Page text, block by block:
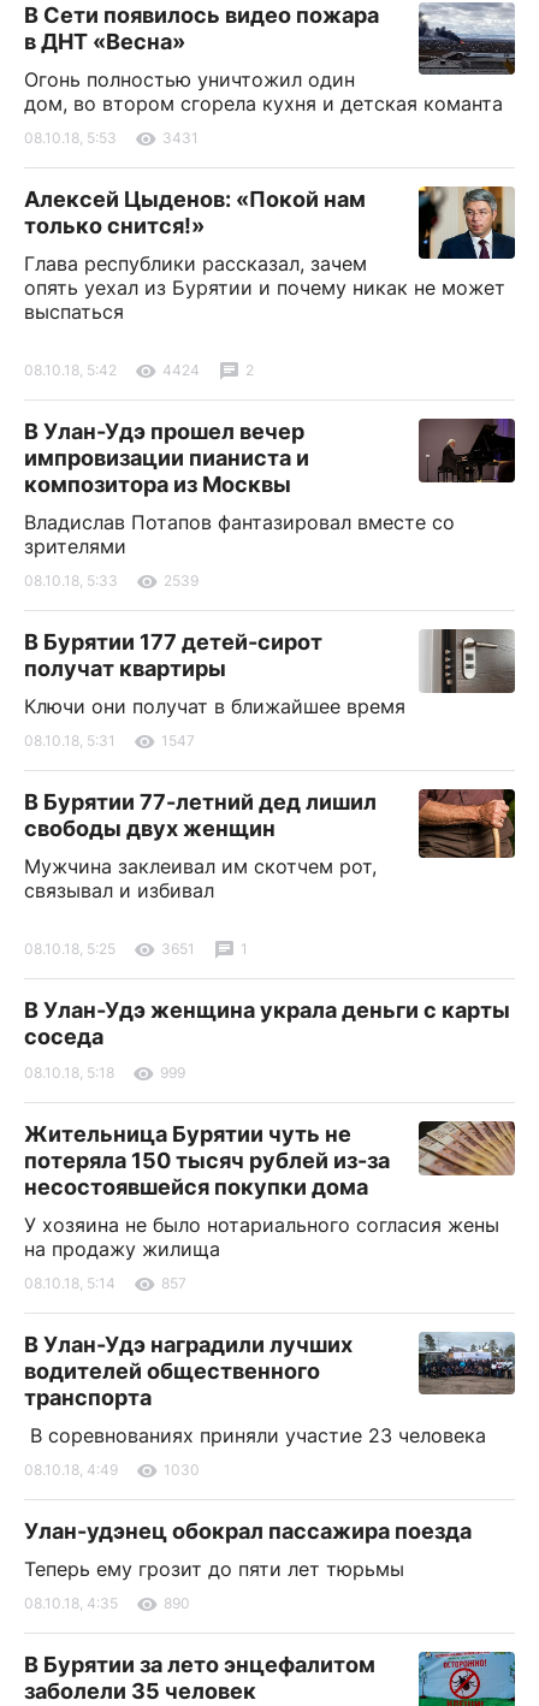
В Сети появилось видео пожара
в ДНТ «Весна»
Огонь полностью уничтожил один
дом, во втором сгорела кухня и детская команта
08.10.18, 5:53 3431
Алексей Цыденов: «Покой нам
только снится!»
Глава республики рассказал, зачем
опять уехал из Бурятии и почему никак не может
выспаться
08.10.18, 5:42 4424 2
В Улан-Удэ прошел вечер
импровизации пианиста и
композитора из Москвы
Владислав Потапов фантазировал вместе со
зрителями
08.10.18, 5:33 2539
В Бурятии 177 детей-сирот
получат квартиры
Ключи они получат в ближайшее время
08.10.18, 5:31 1547
В Бурятии 77-летний дед лишил
свободы двух женщин
Мужчина заклеивал им скотчем рот,
связывал и избивал
08.10.18, 5:25 3651 1
В Улан-Удэ женщина украла деньги с карты
соседа
08.10.18, 5:18 999
Жительница Бурятии чуть не
потеряла 150 тысяч рублей из-за
несостоявшейся покупки дома
У хозяина не было нотариального согласия жены
на продажу жилища
08.10.18, 5:14 857
В Улан-Удэ наградили лучших
водителей общественного
транспорта
В соревнованиях приняли участие 23 человека
08.10.18, 4:49 1030
Улан-удэнец обокрал пассажира поезда
Теперь ему грозит до пяти лет тюрьмы
08.10.18, 4:35 890
В Бурятии за лето энцефалитом
заболели 35 человек